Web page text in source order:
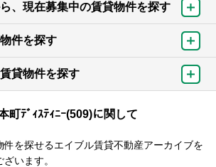
、現在募集中の賃貸物件を探す
件を探す
貸物件を探す
町ﾃﾞｨｽﾃｨﾆｰ(509)に関して
を探せるエイブル賃貸不動産アーカイブを
います。